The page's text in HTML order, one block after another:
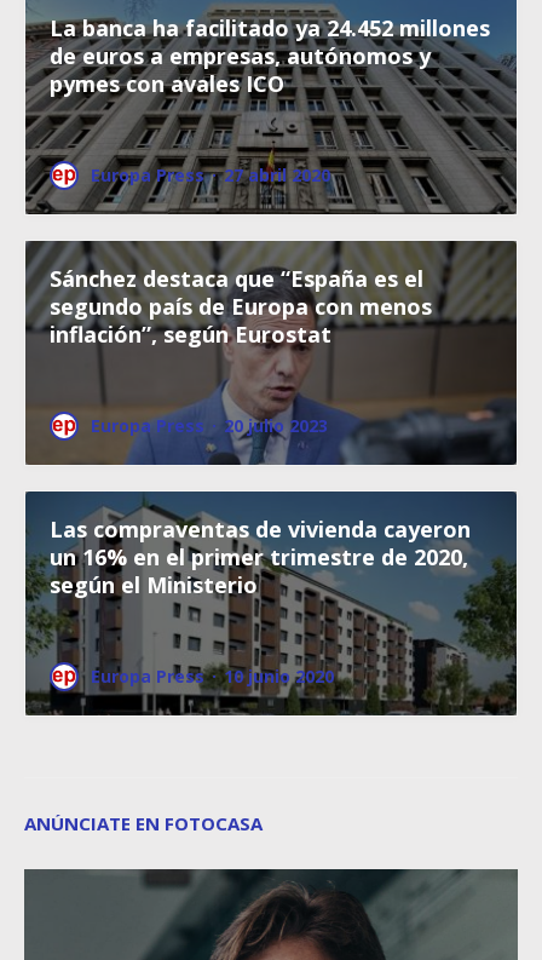
La banca ha facilitado ya 24.452 millones
de euros a empresas, autónomos y
pymes con avales ICO
Europa Press · 27 abril 2020
Sánchez destaca que “España es el
segundo país de Europa con menos
inflación”, según Eurostat
Europa Press · 20 julio 2023
Las compraventas de vivienda cayeron
un 16% en el primer trimestre de 2020,
según el Ministerio
Europa Press · 10 junio 2020
ANÚNCIATE EN FOTOCASA